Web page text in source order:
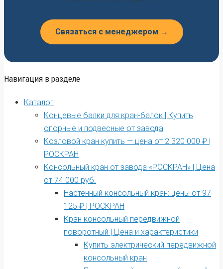
Связаться с менеджером →
Навигация в разделе
Каталог
Концевые балки для кран-балок | Купить
опорные и подвесные от завода
Козловой кран купить — цена от 2 320 000 ₽ |
РОСКРАН
Консольный кран от завода «РОСКРАН» | Цена
от 74 000 руб.
Настенный консольный кран: цены от 97
125 ₽ | РОСКРАН
Кран консольный передвижной
поворотный | Цена и характеристики
Купить электрический передвижной
консольный кран